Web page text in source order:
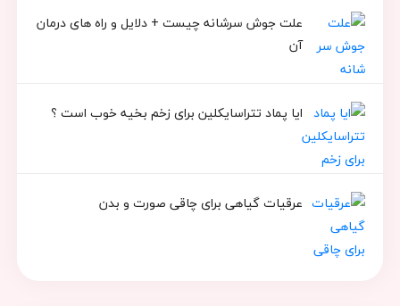
علت جوش سرشانه چیست + دلایل و راه های درمان
آن
ایا پماد تتراسایکلین برای زخم بخیه خوب است ؟
عرقیات گیاهی برای چاقی صورت و بدن